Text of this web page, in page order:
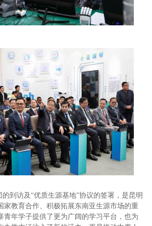
到访及“优质生源基地”协议的签署，是昆明
家教育合作、积极拓展东南亚生源市场的重
青年学子提供了更为广阔的学习平台，也为